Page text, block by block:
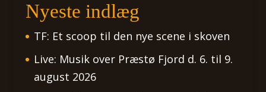
Nyeste indlæg
TF: Et scoop til den nye scene i skoven
Live: Musik over Præstø Fjord d. 6. til 9.
august 2026